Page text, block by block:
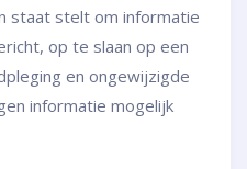
staat stelt om informatie
op te slaan op een
en ongewijzigde
informatie mogelijk